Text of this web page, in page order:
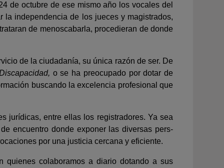
de octubre de ese mismo año los vocales del
la independencia de los jueces y magis­trados,
de menoscabarla, procedie­ran de donde
de la ciudadanía, su única razón de ser. De
o se ha preocupado por dotar de
buscando la excelencia profesional que
jurídicas, entre ellas los registradores. Ya sea
encuentro donde exponer las diversas pers­
por una justicia cercana y eficiente.
quienes colaboramos a diario dotando a sus